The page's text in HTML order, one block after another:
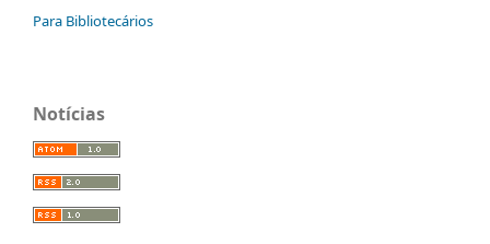
Para Bibliotecários
Notícias